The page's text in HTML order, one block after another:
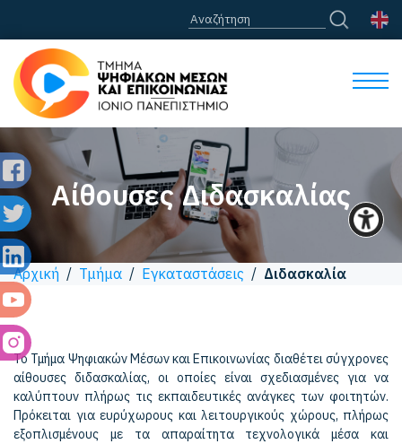
Αίθουσες Διδασκαλίας
Αρχική / Τμήμα / Εγκαταστάσεις / Διδασκαλία
Το Τμήμα Ψηφιακών Μέσων και Επικοινωνίας διαθέτει σύγχρονες
αίθουσες διδασκαλίας, οι οποίες είναι σχεδιασμένες για να
καλύπτουν πλήρως τις εκπαιδευτικές ανάγκες των φοιτητών.
Πρόκειται για ευρύχωρους και λειτουργικούς χώρους, πλήρως
εξοπλισμένους με τα απαραίτητα τεχνολογικά μέσα και